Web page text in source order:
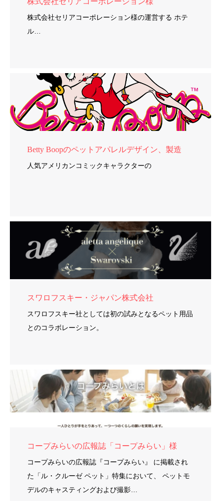
株式会社セリアコーポレーション様の運営する ホテ
ル…
Betty Boopのペットアパレルデザイン、製造
人気アメリカンコミックキャラクターの
スワロフスキー・ジャパン株式会社
スワロフスキー社としては初の試みとなるペット用品
とのコラボレーション。
コープみらいの広報誌「コープみらい」様
コープみらいの広報誌『コープみらい』 に掲載され
た「ル・クルーゼ ペット」特集において、 ペットモ
デルのキャスティングおよび撮影…